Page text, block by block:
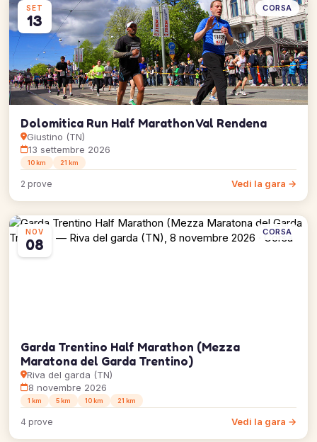
SET
13
CORSA
Dolomitica Run Half Marathon Val Rendena
Giustino (TN)
13 settembre 2026
10 km 21 km
2 prove Vedi la gara →
NOV
08
CORSA
Garda Trentino Half Marathon (Mezza
Maratona del Garda Trentino)
Riva del garda (TN)
8 novembre 2026
1 km 5 km 10 km 21 km
4 prove Vedi la gara →